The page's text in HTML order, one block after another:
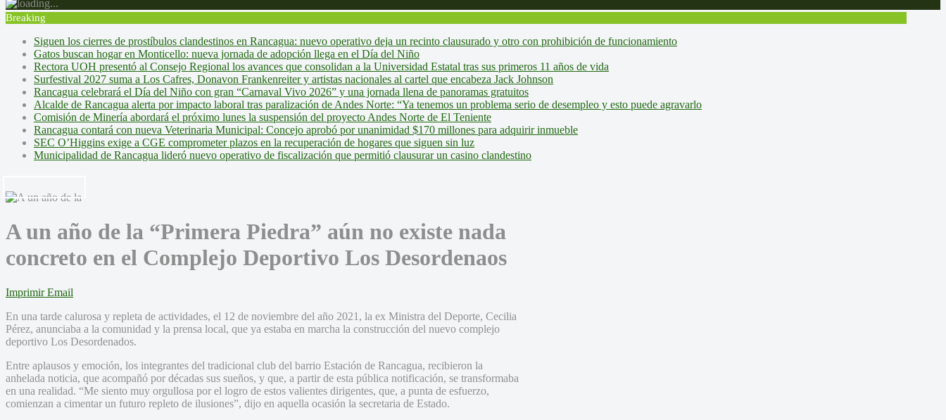
Breaking
Siguen los cierres de prostíbulos clandestinos en Rancagua: nuevo operativo deja un recinto clausurado y otro con prohibición de funcionamiento
Gatos buscan hogar en Monticello: nueva jornada de adopción llega en el Día del Niño
Rectora UOH presentó al Consejo Regional los avances que consolidan a la Universidad Estatal tras sus primeros 11 años de vida
Surfestival 2027 suma a Los Cafres, Donavon Frankenreiter y artistas nacionales al cartel que encabeza Jack Johnson
Rancagua celebrará el Día del Niño con gran “Carnaval Vivo 2026” y una jornada llena de panoramas gratuitos
Alcalde de Rancagua alerta por impacto laboral tras paralización de Andes Norte: “Ya tenemos un problema serio de desempleo y esto puede agravarlo
Comisión de Minería abordará el próximo lunes la suspensión del proyecto Andes Norte de El Teniente
Rancagua contará con nueva Veterinaria Municipal: Concejo aprobó por unanimidad $170 millones para adquirir inmueble
SEC O’Higgins exige a CGE comprometer plazos en la recuperación de hogares que siguen sin luz
Municipalidad de Rancagua lideró nuevo operativo de fiscalización que permitió clausurar un casino clandestino
A un año de la “Primera Piedra” aún no existe nada
concreto en el Complejo Deportivo Los Desordenaos
Imprimir Email
En una tarde calurosa y repleta de actividades, el 12 de noviembre del año 2021, la ex Ministra del Deporte, Cecilia
Pérez, anunciaba a la comunidad y la prensa local, que ya estaba en marcha la construcción del nuevo complejo
deportivo Los Desordenados.
Entre aplausos y emoción, los integrantes del tradicional club del barrio Estación de Rancagua, recibieron la
anhelada noticia, que acompañó por décadas sus sueños, y que, a partir de esta pública notificación, se transformaba
en una realidad. “Me siento muy orgullosa por el logro de estos valientes dirigentes, que, a punta de esfuerzo,
comienzan a cimentar un futuro repleto de ilusiones”, dijo en aquella ocasión la secretaria de Estado.